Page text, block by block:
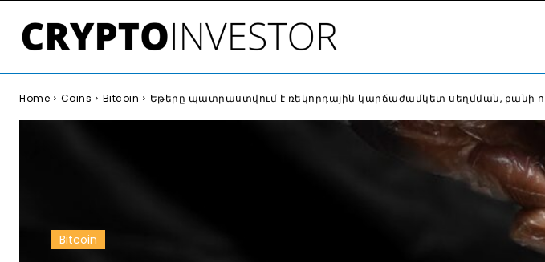
Home Coins Bitcoin Եթերը պատրաստվում է ռեկորդային կարճաժամկետ սեղմման, քանի որ
Bitcoin